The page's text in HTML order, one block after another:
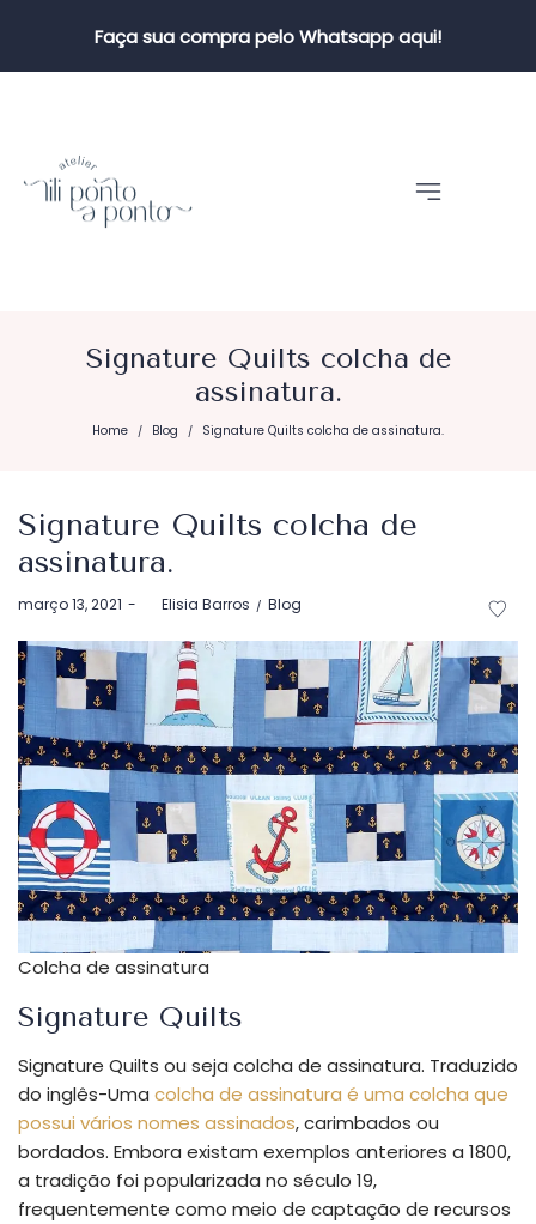
Faça sua compra pelo Whatsapp aqui!
Signature Quilts colcha de
assinatura.
Home / Blog / Signature Quilts colcha de assinatura.
Signature Quilts colcha de
assinatura.
Postado
março 13, 2021 byElisia Barros
Postado
Blog
Colcha de assinatura
Signature Quilts
Signature Quilts ou seja colcha de assinatura. Traduzido
do inglês-Uma colcha de assinatura é uma colcha que
possui vários nomes assinados, carimbados ou
bordados. Embora existam exemplos anteriores a 1800,
a tradição foi popularizada no século 19,
frequentemente como meio de captação de recursos